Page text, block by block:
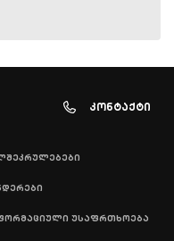
კონტაქტი
უსაფრთხოება